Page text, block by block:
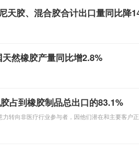
天胶、混合胶合计出口量同比降
然橡胶产量同比增2.8%
占到橡胶制品总出口的83.1%
转向非医疗行业参与者，因他们潜在和主要客